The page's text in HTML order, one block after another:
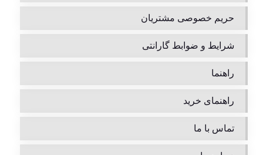
حریم خصوصی مشتریان
شرایط و ضوابط گارانتی
راهنما
راهنمای خرید
تماس با ما